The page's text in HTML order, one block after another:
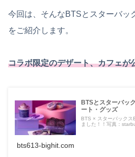
今回は、そんなBTSとスターバッ
をご紹介します。
コラボ限定のデザート、カフェが
BTSとスターバッ
ート・グッズ
BTS × スターバックス
ました！！写真：
bts613-bighit.com